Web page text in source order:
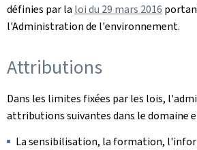
définies par la loi du 29 mars 2016
l'Administration de l'environnement.
Attributions
Dans les limites fixées par les lois,
attributions suivantes dans le domaine
La sensibilisation, la formation,